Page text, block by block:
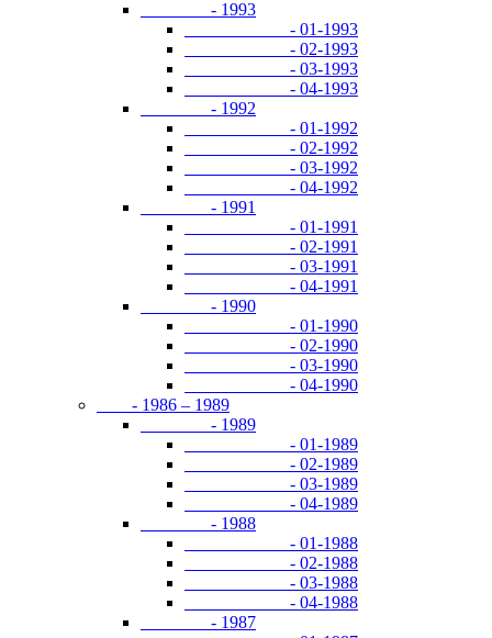
- 1993
- 01-1993
- 02-1993
- 03-1993
- 04-1993
- 1992
- 01-1992
- 02-1992
- 03-1992
- 04-1992
- 1991
- 01-1991
- 02-1991
- 03-1991
- 04-1991
- 1990
- 01-1990
- 02-1990
- 03-1990
- 04-1990
- 1986 – 1989
- 1989
- 01-1989
- 02-1989
- 03-1989
- 04-1989
- 1988
- 01-1988
- 02-1988
- 03-1988
- 04-1988
- 1987